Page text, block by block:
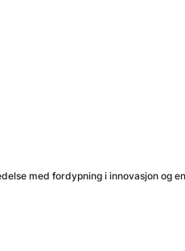
med fordypning i innovasjon og